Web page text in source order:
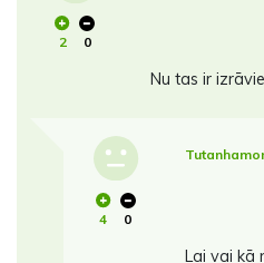
2 0
Nu tas ir
4 0
Lai vai kā